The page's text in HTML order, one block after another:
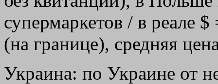
супермаркетов / в реале
(на границе), средняя
Украина: по Украине от